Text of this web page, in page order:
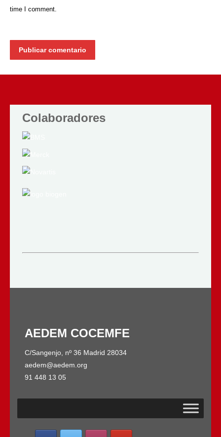
time I comment.
Publicar comentario
Colaboradores
AEDEM COCEMFE
C/Sangenjo, nº 36 Madrid 28034
aedem@aedem.org
91 448 13 05